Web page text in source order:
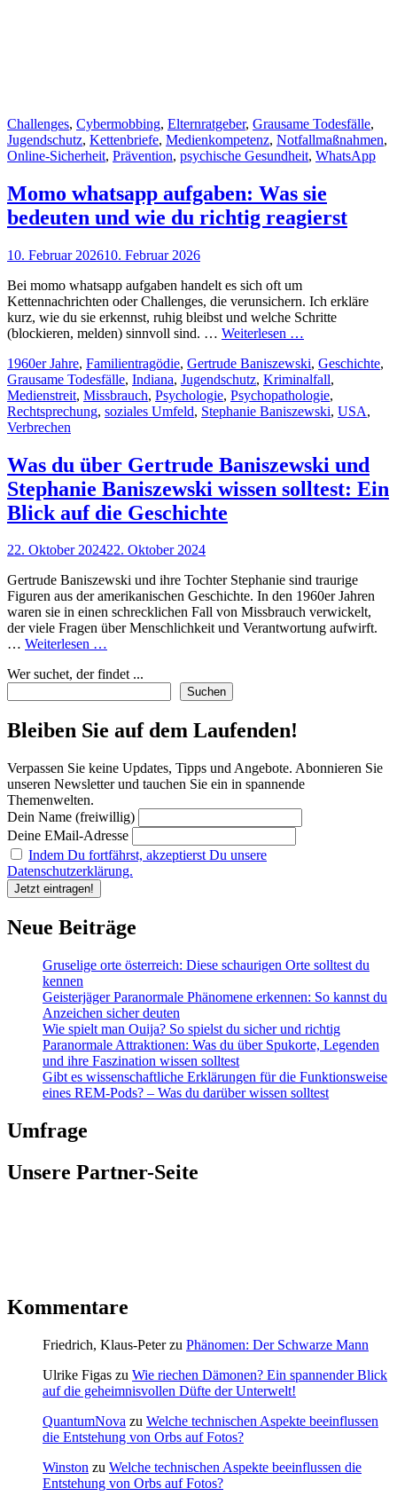
Cat
Links
Challenges, Cybermobbing, Elternratgeber, Grausame Todesfälle,
Jugendschutz, Kettenbriefe, Medienkompetenz, Notfallmaßnahmen,
Online-Sicherheit, Prävention, psychische Gesundheit, WhatsApp
Momo whatsapp aufgaben: Was sie
bedeuten und wie du richtig reagierst
Posted
10. Februar 202610. Februar 2026
Bei momo whatsapp aufgaben handelt es sich oft um
Kettennachrichten oder Challenges, die verunsichern. Ich erkläre
kurz, wie du sie erkennst, ruhig bleibst und welche Schritte
(blockieren, melden) sinnvoll sind. … Weiterlesen …
aufgaben:
Was
sie
bedeuten
du
richtig
reagierst
Cat
Links
1960er Jahre, Familientragödie, Gertrude Baniszewski, Geschichte,
Grausame Todesfälle, Indiana, Jugendschutz, Kriminalfall,
Medienstreit, Missbrauch, Psychologie, Psychopathologie,
Rechtsprechung, soziales Umfeld, Stephanie Baniszewski, USA,
Verbrechen
Was du über Gertrude Baniszewski und
Stephanie Baniszewski wissen solltest: Ein
Blick auf die Geschichte
Posted
22. Oktober 202422. Oktober 2024
Gertrude Baniszewski und ihre Tochter Stephanie sind traurige
Figuren aus der amerikanischen Geschichte. In den 1960er Jahren
waren sie in einen schrecklichen Fall von Missbrauch verwickelt,
der viele Fragen über Menschlichkeit und Verantwortung aufwirft.
… Weiterlesen …
über
Stephanie
wissen
solltest:
Blick
auf
die
Geschichte
Wer suchet, der findet ...
Suchen
Bleiben Sie auf dem Laufenden!
Verpassen Sie keine Updates, Tipps und Angebote. Abonnieren Sie
unseren Newsletter und tauchen Sie ein in spannende
Themenwelten.
Dein Name (freiwillig)
Deine EMail-Adresse
Indem Du fortfährst, akzeptierst Du unsere
Datenschutzerklärung.
Neue Beiträge
Gruselige orte österreich: Diese schaurigen Orte solltest du
kennen
Geisterjäger Paranormale Phänomene erkennen: So kannst du
Anzeichen sicher deuten
Wie spielt man Ouija? So spielst du sicher und richtig
Paranormale Attraktionen: Was du über Spukorte, Legenden
und ihre Faszination wissen solltest
Gibt es wissenschaftliche Erklärungen für die Funktionsweise
eines REM-Pods? – Was du darüber wissen solltest
Umfrage
Unsere Partner-Seite
Kommentare
Friedrich, Klaus-Peterzu Phänomen: Der Schwarze Mann
Ulrike Figas zu Wie riechen Dämonen? Ein spannender Blick
auf die geheimnisvollen Düfte der Unterwelt!
QuantumNova zu Welche technischen Aspekte beeinflussen
die Entstehung von Orbs auf Fotos?
Winston zu Welche technischen Aspekte beeinflussen die
Entstehung von Orbs auf Fotos?